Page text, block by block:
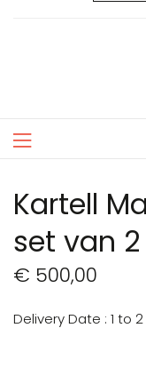
Toggle
Kartell
set van 2
€ 500,00
Delivery Date 1 to